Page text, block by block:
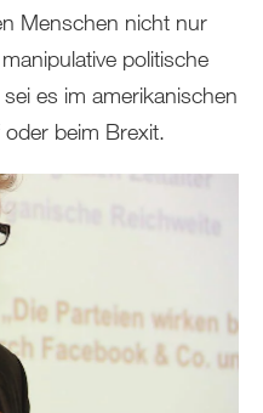
Menschen nicht nur
politische
es im amerikanischen
beim Brexit.